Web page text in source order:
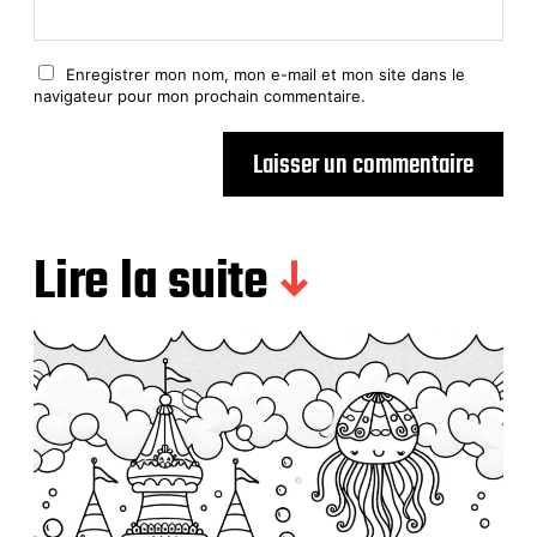
Enregistrer mon nom, mon e-mail et mon site dans le
navigateur pour mon prochain commentaire.
Lire la suite